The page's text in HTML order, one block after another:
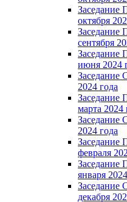
октября
сентября
июня 2024
2024 года
марта 2024
2024 года
февраля
января
декабря